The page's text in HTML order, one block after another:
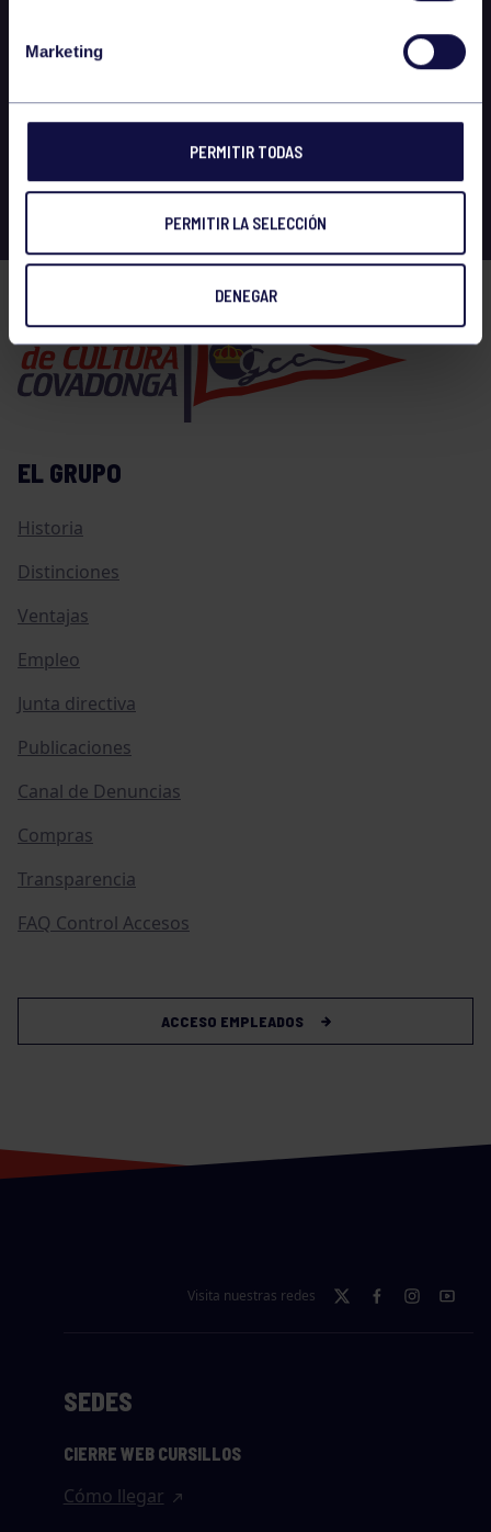
Marketing
PERMITIR TODAS
PERMITIR LA SELECCIÓN
DENEGAR
EL GRUPO
Historia
Distinciones
Ventajas
Empleo
Junta directiva
Publicaciones
Canal de Denuncias
Compras
Transparencia
FAQ Control Accesos
ACCESO EMPLEADOS
Visita nuestras redes
SEDES
CIERRE WEB CURSILLOS
Cómo llegar